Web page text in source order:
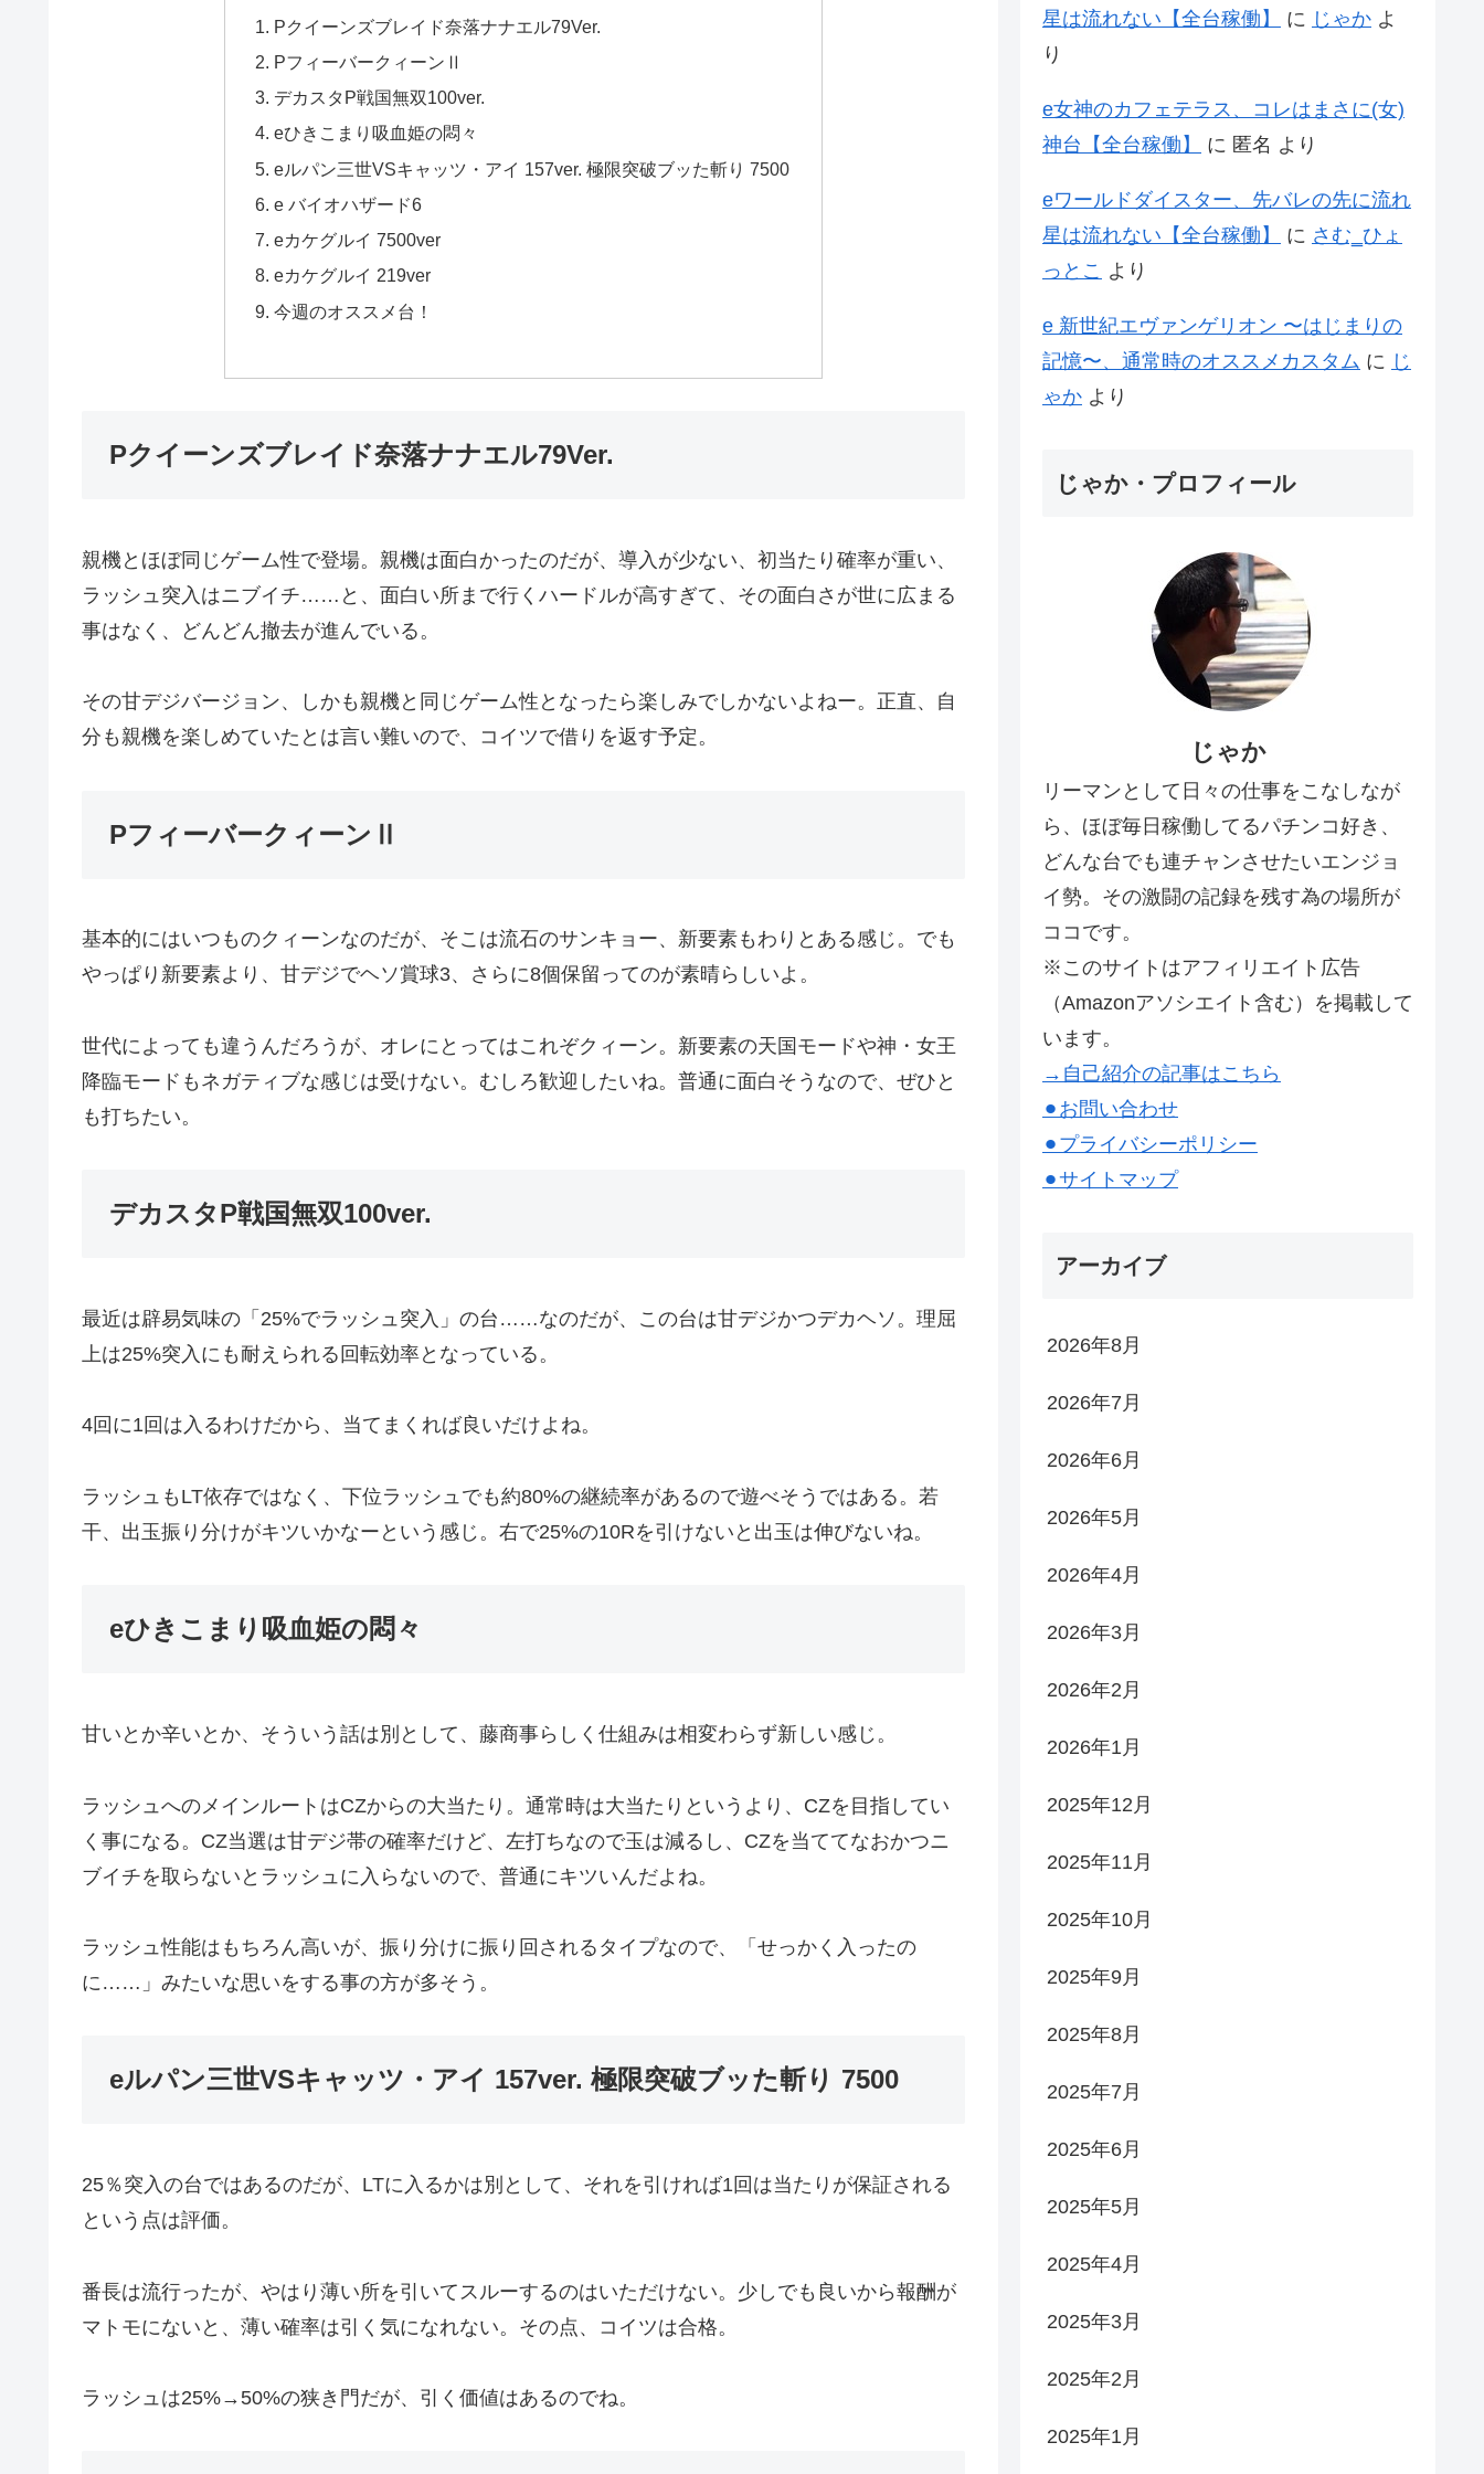
Pクイーンズブレイド奈落ナナエル79Ver.
PフィーバークィーンⅡ
デカスタP戦国無双100ver.
eひきこまり吸血姫の悶々
eルパン三世VSキャッツ・アイ 157ver. 極限突破ブッた斬り 7500
e バイオハザード6
eカケグルイ 7500ver
eカケグルイ 219ver
今週のオススメ台！
Pクイーンズブレイド奈落ナナエル79Ver.
親機とほぼ同じゲーム性で登場。親機は面白かったのだが、導入が少ない、初当たり確率が重い、
ラッシュ突入はニブイチ……と、面白い所まで行くハードルが高すぎて、その面白さが世に広まる
事はなく、どんどん撤去が進んでいる。
その甘デジバージョン、しかも親機と同じゲーム性となったら楽しみでしかないよねー。正直、自
分も親機を楽しめていたとは言い難いので、コイツで借りを返す予定。
PフィーバークィーンⅡ
基本的にはいつものクィーンなのだが、そこは流石のサンキョー、新要素もわりとある感じ。でも
やっぱり新要素より、甘デジでヘソ賞球3、さらに8個保留ってのが素晴らしいよ。
世代によっても違うんだろうが、オレにとってはこれぞクィーン。新要素の天国モードや神・女王
降臨モードもネガティブな感じは受けない。むしろ歓迎したいね。普通に面白そうなので、ぜひと
も打ちたい。
デカスタP戦国無双100ver.
最近は辟易気味の「25%でラッシュ突入」の台……なのだが、この台は甘デジかつデカヘソ。理屈
上は25%突入にも耐えられる回転効率となっている。
4回に1回は入るわけだから、当てまくれば良いだけよね。
ラッシュもLT依存ではなく、下位ラッシュでも約80%の継続率があるので遊べそうではある。若
干、出玉振り分けがキツいかなーという感じ。右で25%の10Rを引けないと出玉は伸びないね。
eひきこまり吸血姫の悶々
甘いとか辛いとか、そういう話は別として、藤商事らしく仕組みは相変わらず新しい感じ。
ラッシュへのメインルートはCZからの大当たり。通常時は大当たりというより、CZを目指してい
く事になる。CZ当選は甘デジ帯の確率だけど、左打ちなので玉は減るし、CZを当ててなおかつニ
ブイチを取らないとラッシュに入らないので、普通にキツいんだよね。
ラッシュ性能はもちろん高いが、振り分けに振り回されるタイプなので、「せっかく入ったの
に……」みたいな思いをする事の方が多そう。
eルパン三世VSキャッツ・アイ 157ver. 極限突破ブッた斬り 7500
25％突入の台ではあるのだが、LTに入るかは別として、それを引ければ1回は当たりが保証される
という点は評価。
番長は流行ったが、やはり薄い所を引いてスルーするのはいただけない。少しでも良いから報酬が
マトモにないと、薄い確率は引く気になれない。その点、コイツは合格。
ラッシュは25%→50%の狭き門だが、引く価値はあるのでね。
星は流れない【全台稼働】 に じゃか よ
り
e女神のカフェテラス、コレはまさに(女)
神台【全台稼働】
に 匿名 より
eワールドダイスター、先バレの先に流れ
星は流れない【全台稼働】
に さむ‗ひょ
っとこ より
e 新世紀エヴァンゲリオン 〜はじまりの
記憶〜、通常時のオススメカスタム に じ
ゃか より
じゃか・プロフィール
じゃか
リーマンとして日々の仕事をこなしなが
ら、ほぼ毎日稼働してるパチンコ好き、
どんな台でも連チャンさせたいエンジョ
イ勢。その激闘の記録を残す為の場所が
ココです。
※このサイトはアフィリエイト広告
（Amazonアソシエイト含む）を掲載して
います。
→自己紹介の記事はこちら
⚫︎お問い合わせ
⚫︎プライバシーポリシー
⚫︎サイトマップ
アーカイブ
2026年8月
2026年7月
2026年6月
2026年5月
2026年4月
2026年3月
2026年2月
2026年1月
2025年12月
2025年11月
2025年10月
2025年9月
2025年8月
2025年7月
2025年6月
2025年5月
2025年4月
2025年3月
2025年2月
2025年1月